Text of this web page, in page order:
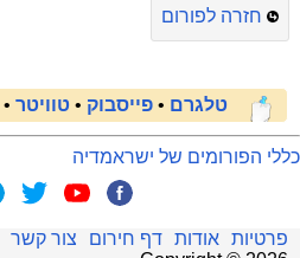
חזרה לפורום
טלגרם • פייסבוק • טוויטר •
כללי הפורומים של ישראמדיה
פרטיות אודות דף חירום צור קשר